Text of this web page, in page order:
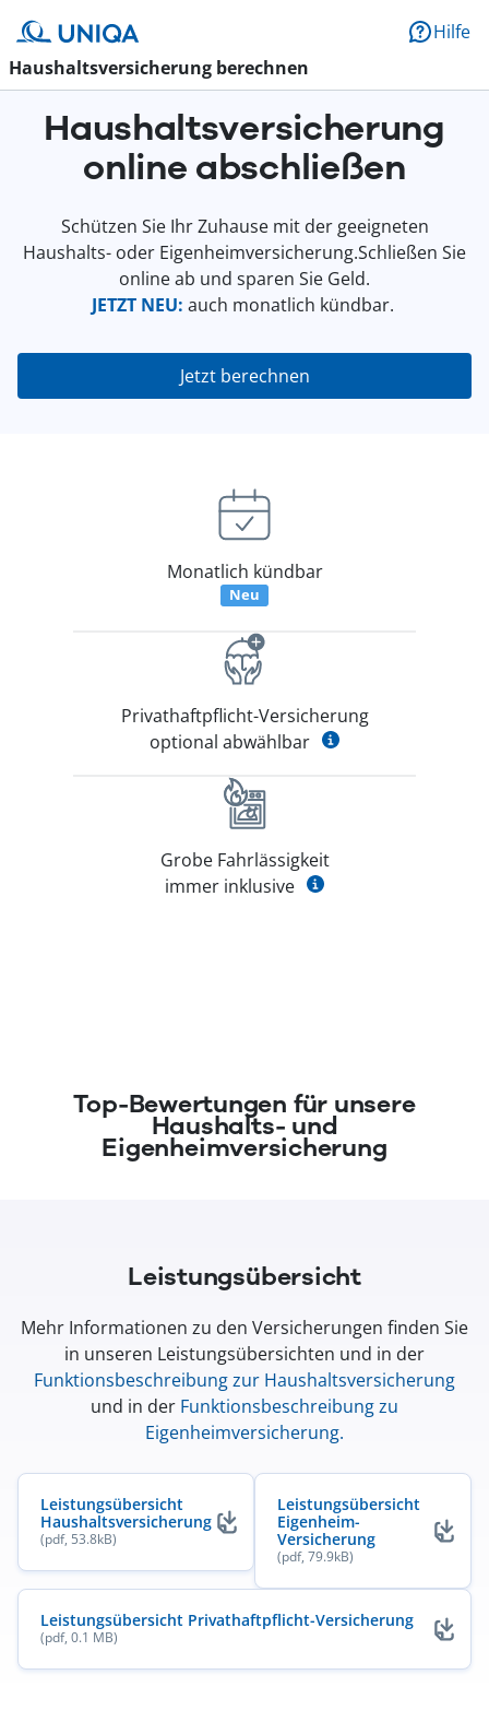
Haushaltsversicherung berechnen
Hilfe
Haushaltsversicherung
online abschließen
Schützen Sie Ihr Zuhause mit der geeigneten
Haushalts- oder Eigenheimversicherung.Schließen Sie
online ab und sparen Sie Geld.
JETZT NEU: auch monatlich kündbar.
Jetzt berechnen
Monatlich kündbar
Neu
Privathaftpflicht-Versicherung
optional abwählbar
Grobe Fahrlässigkeit
immer inklusive
Top-Bewertungen für unsere
Haushalts- und
Eigenheimversicherung
Leistungsübersicht
Mehr Informationen zu den Versicherungen finden Sie
in unseren Leistungsübersichten und in der
Funktionsbeschreibung zur Haushaltsversicherung
und in der Funktionsbeschreibung zu
Eigenheimversicherung.
Leistungsübersicht
Haushaltsversicherung
(pdf, 53.8kB)
(öffnet in neuem Fenster)
Leistungsübersicht
Eigenheim-
Versicherung
(pdf, 79.9kB)
(öffnet in neuem Fenster)
Leistungsübersicht Privathaftpflicht-Versicherung
(pdf, 0.1 MB)
(öffnet in neuem Fenster)